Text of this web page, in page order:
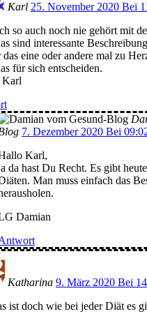
Karl 25. November 2020 Bei
so auch noch nie gehört mit
sind interessante
eine oder andere mal zu
für sich entscheiden.
Karl
7. Dezember 2020 Bei
Karl,
da hast Du Recht. Es gibt
Man muss einfach das
Damian
Katharina 9. März 2020 Bei
ist doch wie bei jeder Diät es